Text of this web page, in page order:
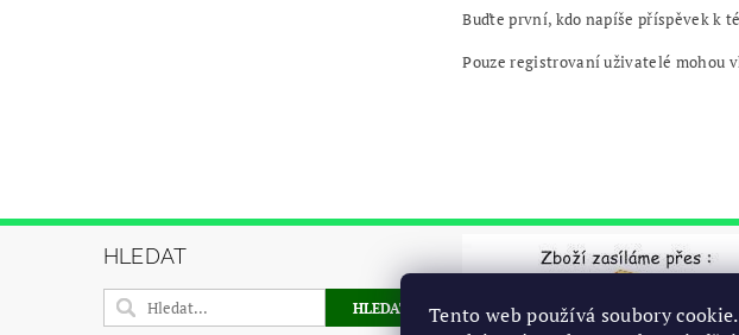
Buďte první, kdo napíše příspěvek k
Pouze registrovaní uživatelé mohou
HLEDAT
Tento web používá soubory